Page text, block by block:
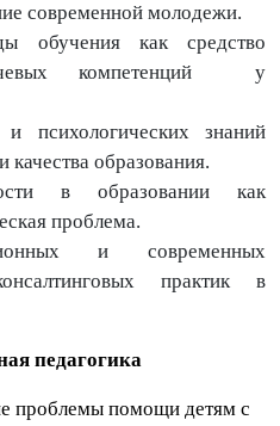
современной молодежи.
обучения как средство
компетенций у
и психологических знаний
образования.
в образовании как
проблема.
и современных
практик в
педагогика
проблемы помощи детям с